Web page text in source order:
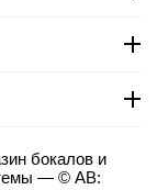
бокалов и
— © AB: